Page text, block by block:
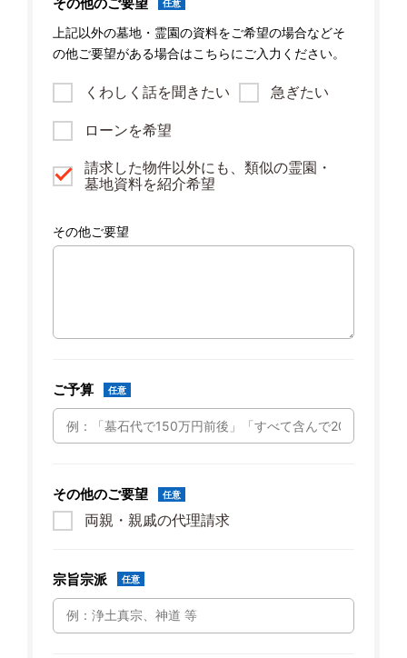
任意
上記以外の墓地・霊園の資料をご希望の場合などそ
の他ご要望がある場合はこちらにご入力ください。
くわしく話を聞きたい 急ぎたい
ローンを希望
請求した物件以外にも、類似の霊園・
墓地資料を紹介希望
その他ご要望
ご予算 任意
その他のご要望 任意
両親・親戚の代理請求
宗旨宗派 任意